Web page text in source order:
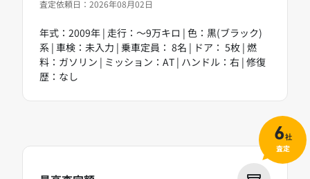
査定依頼日：2026年08月02日
年式：2009年 | 走行：～9万キロ | 色：黒(ブラック)
系 | 車検：未入力 | 乗車定員： 8名 | ドア： 5枚 | 燃
料：ガソリン | ミッション：AT | ハンドル：右 | 修復
歴：なし
6社
査定